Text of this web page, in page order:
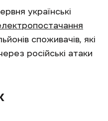
українські
споживачів, які
російські атаки